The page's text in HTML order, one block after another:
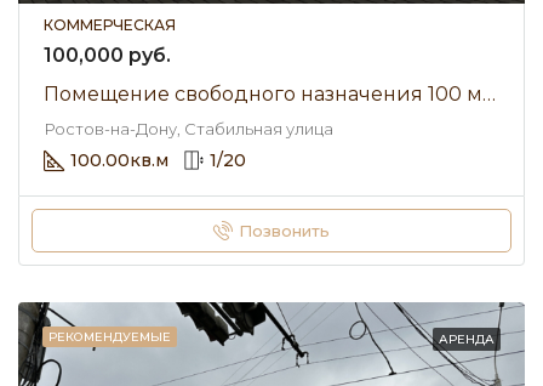
КОММЕРЧЕСКАЯ
100,000 руб.
Помещение свободного назначения 100 м² • Стабильная улица • Аренда 100 000 ₽/мес
Ростов-на-Дону, Стабильная улица
100.00кв.м 1/20
Позвонить
РЕКОМЕНДУЕМЫЕ АРЕНДА